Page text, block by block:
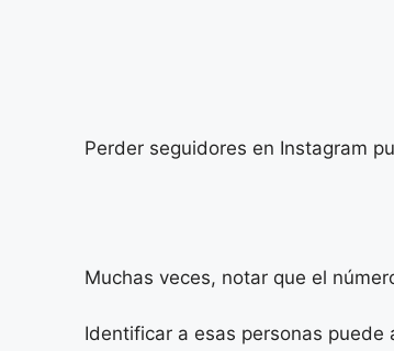
Perder seguidores en Instagram
Muchas veces, notar que el
Identificar a esas personas